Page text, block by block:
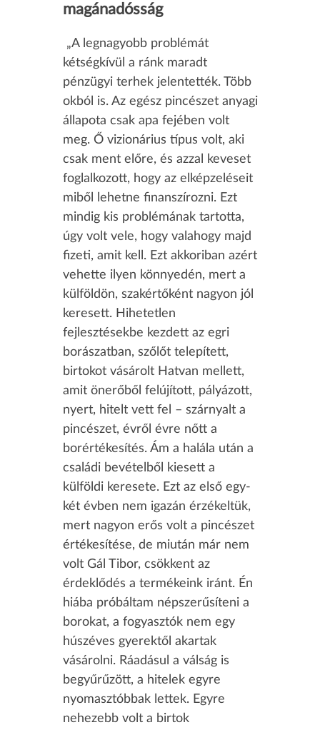
magánadósság
„A legnagyobb problémát
kétségkívül a ránk maradt
pénzügyi terhek jelentették. Több
okból is. Az egész pincészet anyagi
állapota csak apa fejében volt
meg. Ő vizionárius típus volt, aki
csak ment előre, és azzal keveset
foglalkozott, hogy az elképzeléseit
miből lehetne finanszírozni. Ezt
mindig kis problémának tartotta,
úgy volt vele, hogy valahogy majd
fizeti, amit kell. Ezt akkoriban azért
vehette ilyen könnyedén, mert a
külföldön, szakértőként nagyon jól
keresett. Hihetetlen
fejlesztésekbe kezdett az egri
borászatban, szőlőt telepített,
birtokot vásárolt Hatvan mellett,
amit önerőből felújított, pályázott,
nyert, hitelt vett fel – szárnyalt a
pincészet, évről évre nőtt a
borértékesítés. Ám a halála után a
családi bevételből kiesett a
külföldi keresete. Ezt az első egy-
két évben nem igazán érzékeltük,
mert nagyon erős volt a pincészet
értékesítése, de miután már nem
volt Gál Tibor, csökkent az
érdeklődés a termékeink iránt. Én
hiába próbáltam népszerűsíteni a
borokat, a fogyasztók nem egy
húszéves gyerektől akartak
vásárolni. Ráadásul a válság is
begyűrűzött, a hitelek egyre
nyomasztóbbak lettek. Egyre
nehezebb volt a birtok